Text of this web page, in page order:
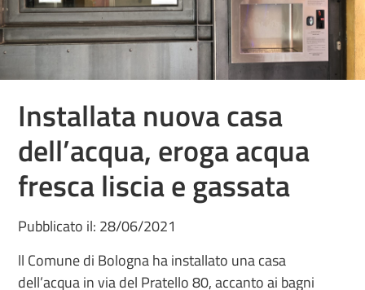
Installata nuova casa
dell’acqua, eroga acqua
fresca liscia e gassata
Pubblicato il: 28/06/2021
ll Comune di Bologna ha installato una casa
dell’acqua in via del Pratello 80, accanto ai bagni